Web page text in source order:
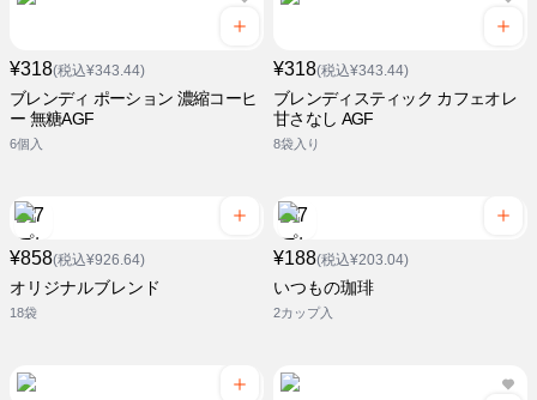
¥318(税込¥343.44)
ブレンディ ポーション 濃縮コーヒ
ー 無糖AGF
6個入
¥318(税込¥343.44)
ブレンディスティック カフェオレ
甘さなし AGF
8袋入り
¥858(税込¥926.64)
オリジナルブレンド
18袋
¥188(税込¥203.04)
いつもの珈琲
2カップ入